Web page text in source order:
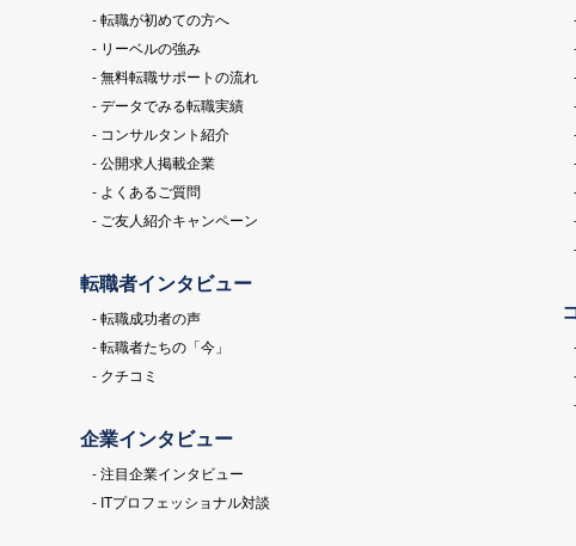
- 転職が初めての方へ
- リーベルの強み
- 無料転職サポートの流れ
- データでみる転職実績
- コンサルタント紹介
- 公開求人掲載企業
- よくあるご質問
- ご友人紹介キャンペーン
転職者インタビュー
- 転職成功者の声
- 転職者たちの「今」
- クチコミ
企業インタビュー
- 注目企業インタビュー
- ITプロフェッショナル対談